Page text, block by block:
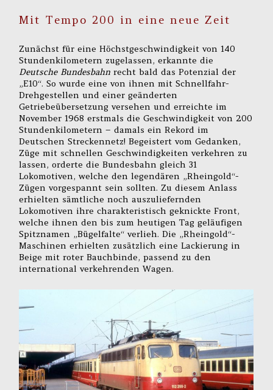
Mit Tempo 200 in eine neue Zeit
Zunächst für eine Höchstgeschwindigkeit von 140
Stundenkilometern zugelassen, erkannte die
Deutsche Bundesbahn recht bald das Potenzial der
„E10“. So wurde eine von ihnen mit Schnellfahr-
Drehgestellen und einer geänderten
Getriebeübersetzung versehen und erreichte im
November 1968 erstmals die Geschwindigkeit von 200
Stundenkilometern – damals ein Rekord im
Deutschen Streckennetz! Begeistert vom Gedanken,
Züge mit schnellen Geschwindigkeiten verkehren zu
lassen, orderte die Bundesbahn gleich 31
Lokomotiven, welche den legendären „Rheingold“-
Zügen vorgespannt sein sollten. Zu diesem Anlass
erhielten sämtliche noch auszuliefernden
Lokomotiven ihre charakteristisch geknickte Front,
welche ihnen den bis zum heutigen Tag geläufigen
Spitznamen „Bügelfalte“ verlieh. Die „Rheingold“-
Maschinen erhielten zusätzlich eine Lackierung in
Beige mit roter Bauchbinde, passend zu den
international verkehrenden Wagen.